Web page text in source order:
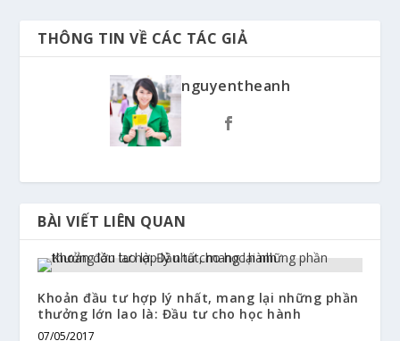
THÔNG TIN VỀ CÁC TÁC GIẢ
nguyentheanh
BÀI VIẾT LIÊN QUAN
Khoản đầu tư hợp lý nhất, mang lại những phần
thưởng lớn lao là: Đầu tư cho học hành
07/05/2017